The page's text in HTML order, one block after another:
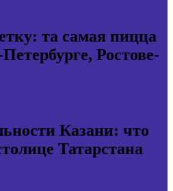
та самая пицца
Ростове-
Казани: что
Татарстана